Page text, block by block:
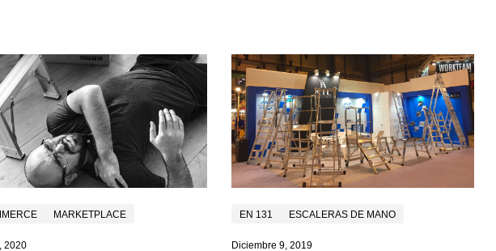
MARKETPLACE
2020
EN 131 ESCALERAS DE MANO
Diciembre 9, 2019